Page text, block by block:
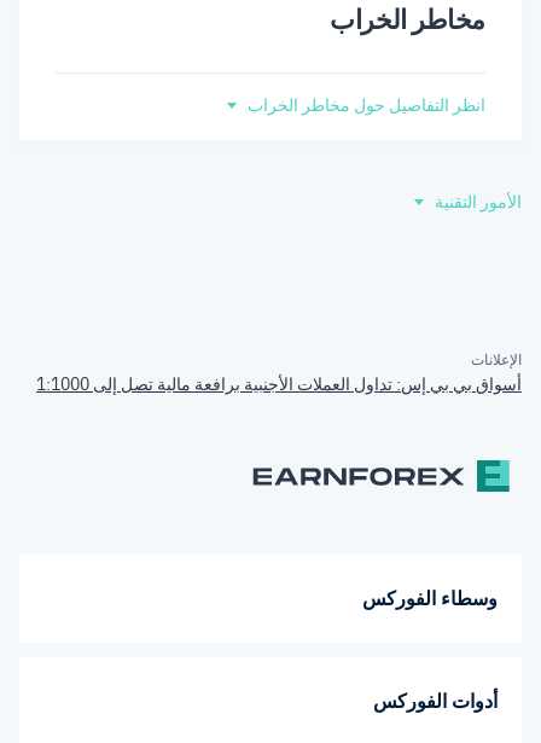
مخاطر الخراب
انظر التفاصيل حول مخاطر الخراب
الأمور التقنية
الإعلانات
أسواق بي بي إس: تداول العملات الأجنبية برافعة مالية تصل إلى 1:1000
وسطاء الفوركس
أدوات الفوركس